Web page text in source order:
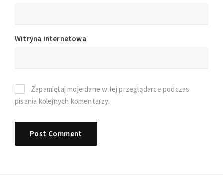
Witryna internetowa
Zapamiętaj moje dane w tej przeglądarce podczas
pisania kolejnych komentarzy.